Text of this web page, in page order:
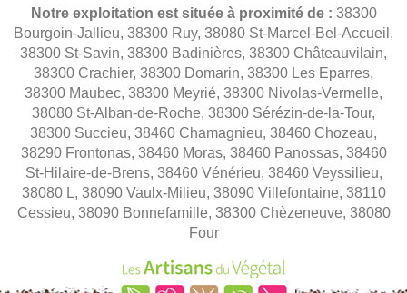
Notre exploitation est située à proximité de : 38300
Bourgoin-Jallieu, 38300 Ruy, 38080 St-Marcel-Bel-Accueil,
38300 St-Savin, 38300 Badinières, 38300 Châteauvilain,
38300 Crachier, 38300 Domarin, 38300 Les Eparres,
38300 Maubec, 38300 Meyrié, 38300 Nivolas-Vermelle,
38080 St-Alban-de-Roche, 38300 Sérézin-de-la-Tour,
38300 Succieu, 38460 Chamagnieu, 38460 Chozeau,
38290 Frontonas, 38460 Moras, 38460 Panossas, 38460
St-Hilaire-de-Brens, 38460 Vénérieu, 38460 Veyssilieu,
38080 L, 38090 Vaulx-Milieu, 38090 Villefontaine, 38110
Cessieu, 38090 Bonnefamille, 38300 Chèzeneuve, 38080
Four